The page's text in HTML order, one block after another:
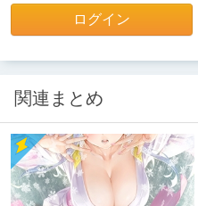
ログイン
関連まとめ